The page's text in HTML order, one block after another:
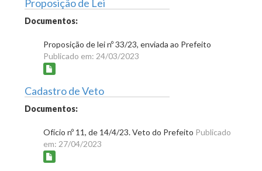
Proposição de Lei
Documentos:
Proposição de lei nº 33/23, enviada ao Prefeito
Publicado em: 24/03/2023
Cadastro de Veto
Documentos:
Ofício nº 11, de 14/4/23. Veto do Prefeito Publicado
em: 27/04/2023